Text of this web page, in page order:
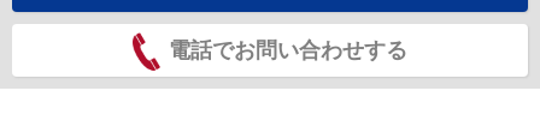
電話でお問い合わせする